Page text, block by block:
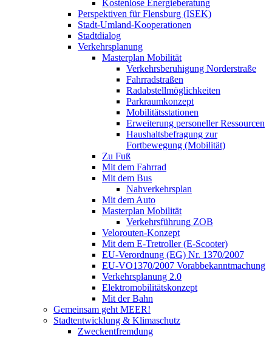
Kostenlose Energieberatung
Perspektiven für Flensburg (ISEK)
Stadt-Umland-Kooperationen
Stadtdialog
Verkehrsplanung
Masterplan Mobilität
Verkehrsberuhigung Norderstraße
Fahrradstraßen
Radabstellmöglichkeiten
Parkraumkonzept
Mobilitätsstationen
Erweiterung personeller Ressourcen
Haushaltsbefragung zur
Fortbewegung (Mobilität)
Zu Fuß
Mit dem Fahrrad
Mit dem Bus
Nahverkehrsplan
Mit dem Auto
Masterplan Mobilität
Verkehrsführung ZOB
Velorouten-Konzept
Mit dem E-Tretroller (E-Scooter)
EU-Verordnung (EG) Nr. 1370/2007
EU-VO1370/2007 Vorabbekanntmachung
Verkehrsplanung 2.0
Elektromobilitätskonzept
Mit der Bahn
Gemeinsam geht MEER!
Stadtentwicklung & Klimaschutz
Zweckentfremdung